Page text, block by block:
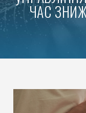
ЧАС